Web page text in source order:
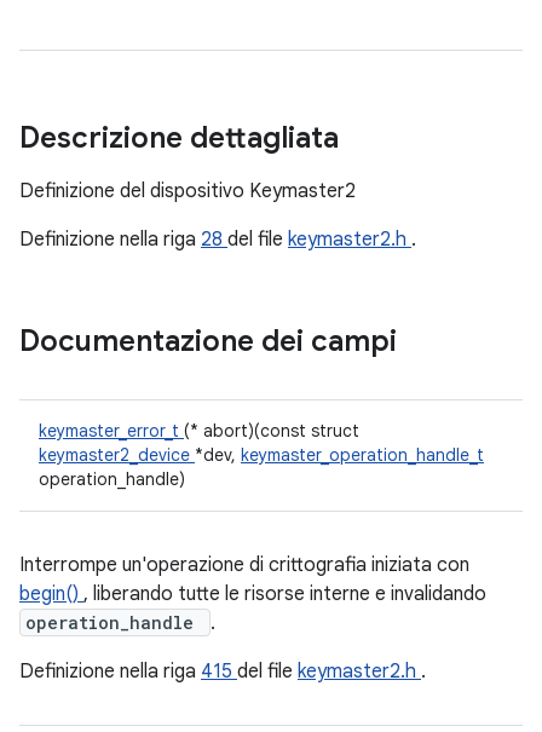
Descrizione dettagliata
Definizione del dispositivo Keymaster2
Definizione nella riga 28 del file keymaster2.h .
Documentazione dei campi
keymaster_error_t (* abort)(const struct
keymaster2_device *dev, keymaster_operation_handle_t
operation_handle)
Interrompe un'operazione di crittografia iniziata con
begin() , liberando tutte le risorse interne e invalidando
operation_handle
.
Definizione nella riga 415 del file keymaster2.h .